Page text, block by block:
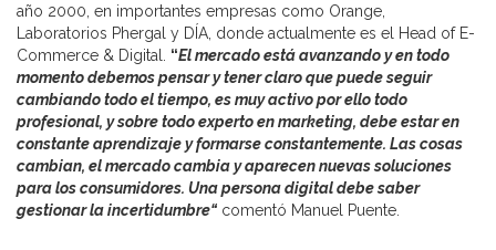
año 2000, en importantes empresas como Orange,
Laboratorios Phergal y DÍA, donde actualmente es el Head of E-
Commerce & Digital. “El mercado está avanzando y en todo
momento debemos pensar y tener claro que puede seguir
cambiando todo el tiempo, es muy activo por ello todo
profesional, y sobre todo experto en marketing, debe estar en
constante aprendizaje y formarse constantemente. Las cosas
cambian, el mercado cambia y aparecen nuevas soluciones
para los consumidores. Una persona digital debe saber
gestionar la incertidumbre“ comentó Manuel Puente.